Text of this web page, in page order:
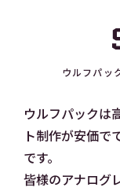
ウルフパッ
ウルフパックは
ト制作が安価で
です。
皆様のアナログ